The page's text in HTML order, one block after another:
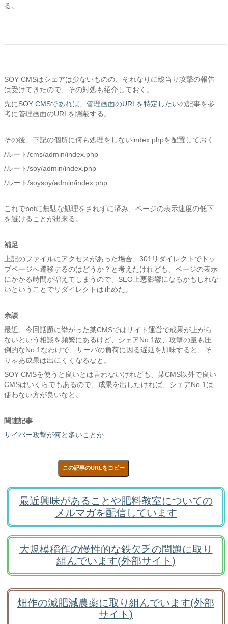
る。
SOY CMSはシェアは少ないものの、それなりに総当り攻撃の報告
は受けてきたので、その対処も紹介しておく。
先にSOY CMSであれば、管理画面のURLを特定したいの記事を参
考に管理画面のURLを隠蔽する。
その後、下記の個所に何も処理をしないindex.phpを配置しておく
/ルート/cms/admin/index.php
/ルート/soy/admin/index.php
/ルート/soysoy/admin/index.php
これでbotに無駄な処理をされずに済み、ページの表示速度の低下
を避けることが出来る。
補足
上記のファイルにアクセスがあった場合、301リダイレクトでトッ
プページへ遷移するのはどうか？と考えたけれども、ページの表示
にかかる時間が増えてしまうので、SEO上悪影響になるかもしれな
いということでリダイレクトは止めた。
余談
最近、今回話題に挙がった某CMSではサイト運営で成果が上がら
ないという相談を頻繁にあるけど、シェアNo.1故、攻撃の量も圧
倒的なNo.1なわけで、サーバの負荷に因る遅延を加味すると、そ
りゃあ成果は出にくくなるなと。
SOY CMSを使うと良いとは言わないけれども、某CMS以外で良い
CMSはいくらでもあるので、成果を出したければ、シェアNo.1は
使わない方が良いなと。
関連記事
サイバー攻撃が何と多いことか
この記事のURLをコピー
最近興味があることや肥料教室についての
メルマガを配信しています
大規模稲作の慢性的な鉄欠乏の問題に取り
組んでいます(外部サイト)
畑作の減肥減農薬に取り組んでいます(外部
サイト)